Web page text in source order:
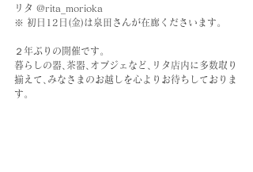
リタ @rita_morioka
※ 初日12日(金)は泉田さんが在廊くださいます｡
２年ぶりの開催です｡
暮らしの器､茶器､オブジェなど､リタ店内に多数取り
揃えて､みなさまのお越しを心よりお待ちしておりま
す｡